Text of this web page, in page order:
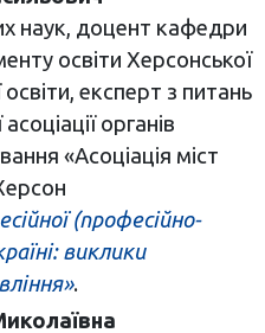
наук, доцент кафедри
освіти Херсонської
експерт з питань
органів
«Асоціація міст
(професійно-
виклики
.